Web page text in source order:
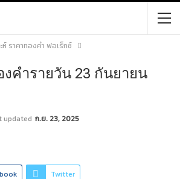
ราคาทองคำ ฟอเร็กซ์
งคำรายวัน 23 กันยายน
updated ก.ย. 23, 2025
Twitter